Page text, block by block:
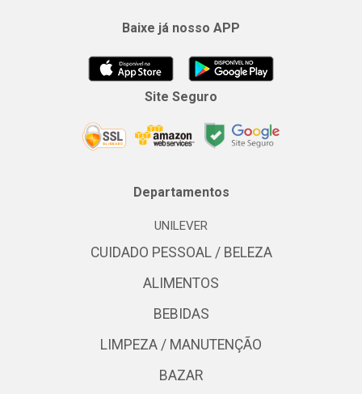
Baixe já nosso APP
Site Seguro
Departamentos
UNILEVER
CUIDADO PESSOAL / BELEZA
ALIMENTOS
BEBIDAS
LIMPEZA / MANUTENÇÃO
BAZAR